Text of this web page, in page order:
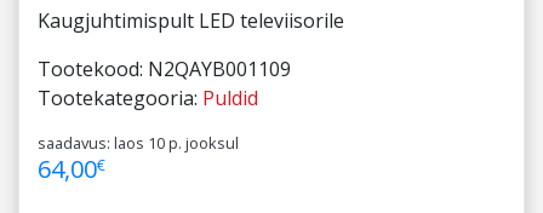
Kaugjuhtimispult LED televiisorile
Tootekood: N2QAYB001109
Tootekategooria: Puldid
saadavus: laos 10 p. jooksul
64,00€